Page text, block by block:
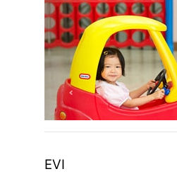
EVI